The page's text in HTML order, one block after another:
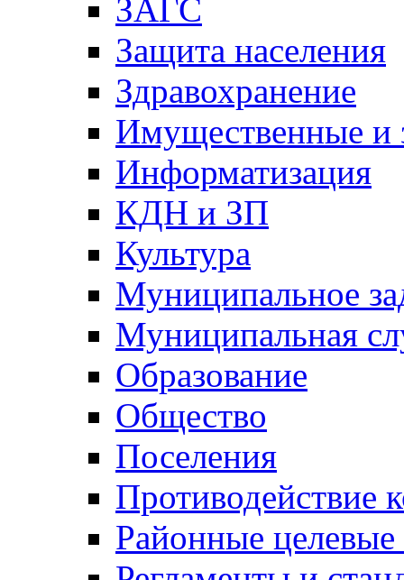
ЗАГС
Защита населения
Здравохранение
Имущественные и
Информатизация
КДН и ЗП
Культура
Муниципальное
Муниципальная
Образование
Общество
Поселения
Противодействие
Районные